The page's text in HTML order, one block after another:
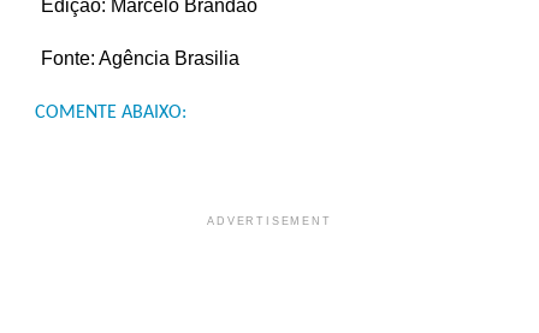
Edição: Marcelo Brandão
Fonte: Agência Brasilia
COMENTE ABAIXO:
ADVERTISEMENT